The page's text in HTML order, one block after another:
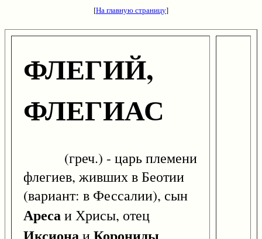
[На главную страницу]
ФЛЕГИЙ,
ФЛЕГИАС
(греч.) - царь племени
флегиев, живших в Беотии
(вариант: в Фессалии), сын
Аресаи Хрисы, отец